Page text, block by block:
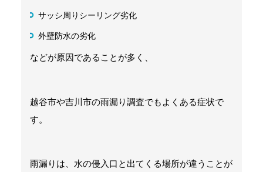
サッシ周りシーリング劣化
外壁防水の劣化
などが原因であることが多く、
越谷市や吉川市の雨漏り調査でもよくある症状で
す。
雨漏りは、水の侵入口と出てくる場所が違うことが